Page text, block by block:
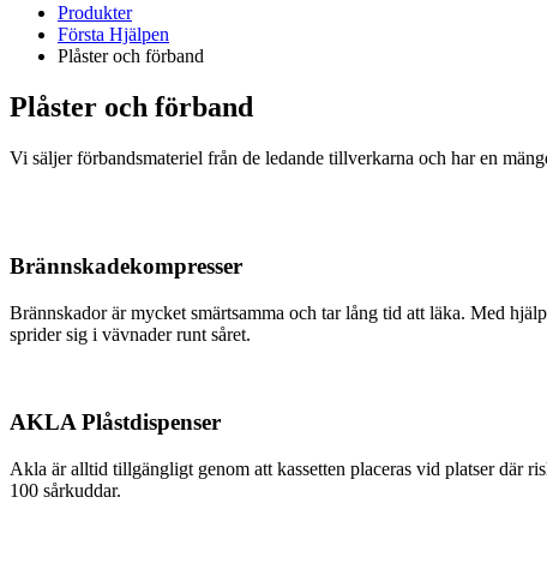
Produkter
Första Hjälpen
Plåster och förband
Plåster och förband
Vi säljer förbandsmateriel från de ledande tillverkarna och har en
Brännskadekompresser
Brännskador är mycket smärtsamma och tar lång tid att läka. Med
sprider sig i vävnader runt såret.
AKLA Plåstdispenser
Akla är alltid tillgängligt genom att kassetten placeras vid platser där
100 sårkuddar.